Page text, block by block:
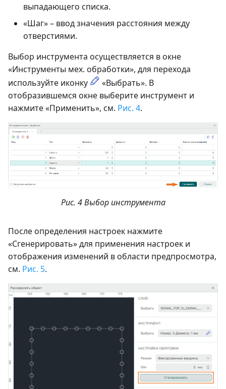
выпадающего списка.
«Шаг» – ввод значения расстояния между
отверстиями.
Выбор инструмента осуществляется в окне
«Инструменты мех. обработки», для перехода
используйте иконку
«Выбрать». В
отобразившемся окне выберите инструмент и
нажмите «Применить», см. Рис. 4.
Рис. 4 Выбор инструмента
После определения настроек нажмите
«Сгенерировать» для применения настроек и
отображения изменений в области предпросмотра,
см. Рис. 5.